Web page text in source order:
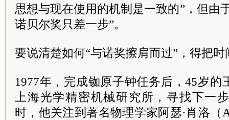
思想与现在使用的机制是一致的”，但由
诺贝尔奖只差一步”。
要说清楚如何“与诺奖擦肩而过”，得把
1977年，完成铷原子钟任务后，45岁的
上海光学精密机械研究所，寻找下一
时，他关注到著名物理学家阿瑟·肖洛（